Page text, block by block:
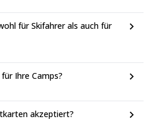
für Skifahrer als auch für
Ihre Camps?
akzeptiert?